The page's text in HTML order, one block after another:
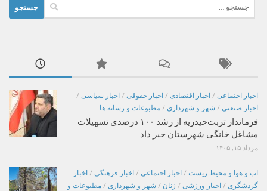
برای:
اخبار اجتماعی / اخبار اقتصادی / اخبار حقوقی / اخبار سیاسی /
اخبار صنعتی / شهر و شهرداری / مطبوعات و رسانه ها
فرماندار تربت‌حیدریه از رشد ۱۰۰ درصدی تسهیلات
مشاغل خانگی شهرستان خبر داد
مرداد ۱۵, ۱۴۰۵
اب و هوا و محیط زیست / اخبار اجتماعی / اخبار فرهنگی / اخبار
گردشگری / اخبار ورزشی / زنان / شهر و شهرداری / مطبوعات و